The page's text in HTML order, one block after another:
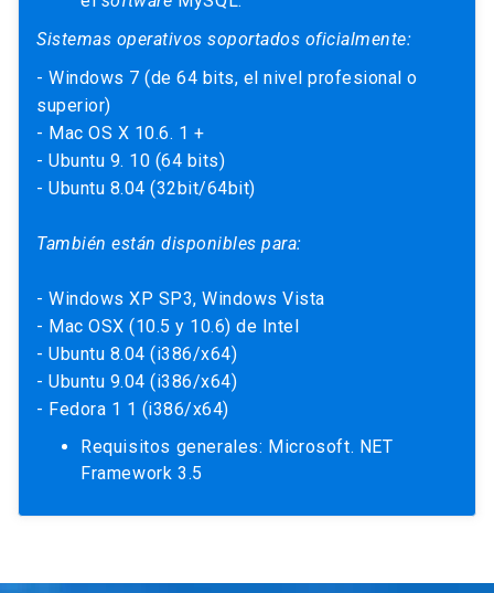
Sistemas operativos soportados oficialmente:
- Windows 7 (de 64 bits, el nivel profesional o
superior)
- Mac OS X 10.6. 1 +
- Ubuntu 9. 10 (64 bits)
- Ubuntu 8.04 (32bit/64bit)
También están disponibles para:
- Windows XP SP3, Windows Vista
- Mac OSX (10.5 y 10.6) de Intel
- Ubuntu 8.04 (i386/x64)
- Ubuntu 9.04 (i386/x64)
- Fedora 1 1 (i386/x64)
Requisitos generales: Microsoft. NET
Framework 3.5